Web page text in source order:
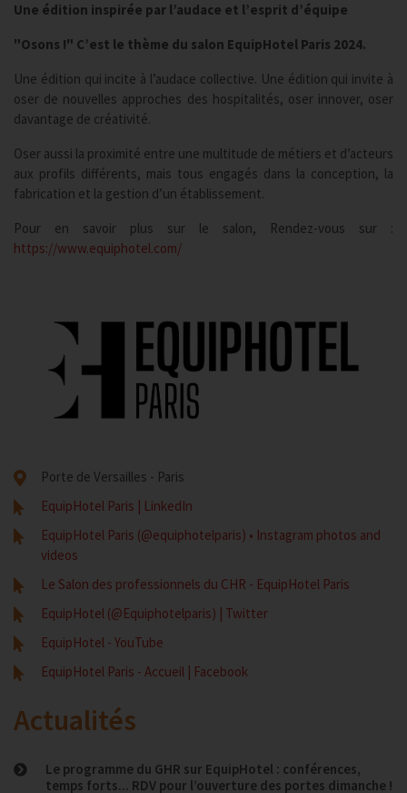
Une édition inspirée par l’audace et l’esprit d’équipe
"Osons !" C’est le thème du salon EquipHotel Paris 2024.
Une édition qui incite à l’audace collective. Une édition qui invite à
oser de nouvelles approches des hospitalités, oser innover, oser
davantage de créativité.
Oser aussi la proximité entre une multitude de métiers et d’acteurs
aux profils différents, mais tous engagés dans la conception, la
fabrication et la gestion d’un établissement.
Pour en savoir plus sur le salon, Rendez-vous sur :
https://www.equiphotel.com/
Porte de Versailles - Paris
EquipHotel Paris | LinkedIn
EquipHotel Paris (@equiphotelparis) • Instagram photos and
videos
Le Salon des professionnels du CHR - EquipHotel Paris
EquipHotel (@Equiphotelparis) | Twitter
EquipHotel - YouTube
EquipHotel Paris - Accueil | Facebook
Actualités
Le programme du GHR sur EquipHotel : conférences,
temps forts... RDV pour l’ouverture des portes dimanche !